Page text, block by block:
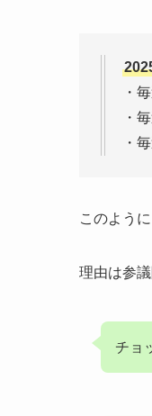
・
・
・
このよう
理由は参
チョ